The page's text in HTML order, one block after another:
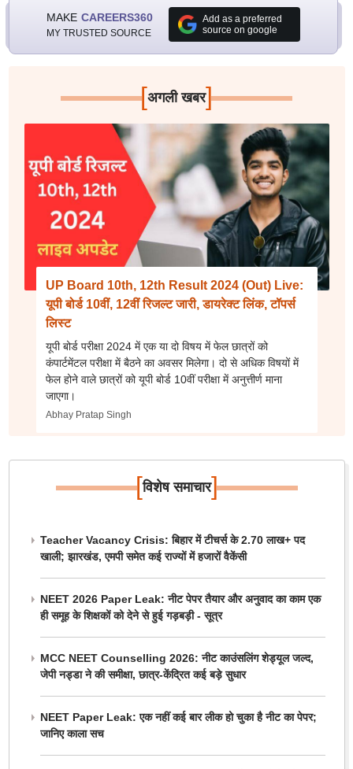
MAKE CAREERS360
MY TRUSTED SOURCE
Add as a preferred
source on google
[अगली खबर]
UP Board 10th, 12th Result 2024 (Out) Live:
यूपी बोर्ड 10वीं, 12वीं रिजल्ट जारी, डायरेक्ट लिंक, टॉपर्स
लिस्ट
यूपी बोर्ड परीक्षा 2024 में एक या दो विषय में फेल छात्रों को
कंपार्टमेंटल परीक्षा में बैठने का अवसर मिलेगा। दो से अधिक विषयों में
फेल होने वाले छात्रों को यूपी बोर्ड 10वीं परीक्षा में अनुत्तीर्ण माना
जाएगा।
Abhay Pratap Singh
[विशेष समाचार]
Teacher Vacancy Crisis: बिहार में टीचर्स के 2.70 लाख+ पद
खाली; झारखंड, एमपी समेत कई राज्यों में हजारों वैकेंसी
NEET 2026 Paper Leak: नीट पेपर तैयार और अनुवाद का काम एक
ही समूह के शिक्षकों को देने से हुई गड़बड़ी - सूत्र
MCC NEET Counselling 2026: नीट काउंसलिंग शेड्यूल जल्द,
जेपी नड्डा ने की समीक्षा, छात्र-केंद्रित कई बड़े सुधार
NEET Paper Leak: एक नहीं कई बार लीक हो चुका है नीट का पेपर;
जानिए काला सच